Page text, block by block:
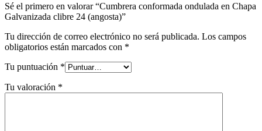
Sé el primero en valorar “Cumbrera conformada ondulada en Chapa
Galvanizada clibre 24 (angosta)”
Tu dirección de correo electrónico no será publicada. Los campos
obligatorios están marcados con *
Tu puntuación *
Tu valoración *